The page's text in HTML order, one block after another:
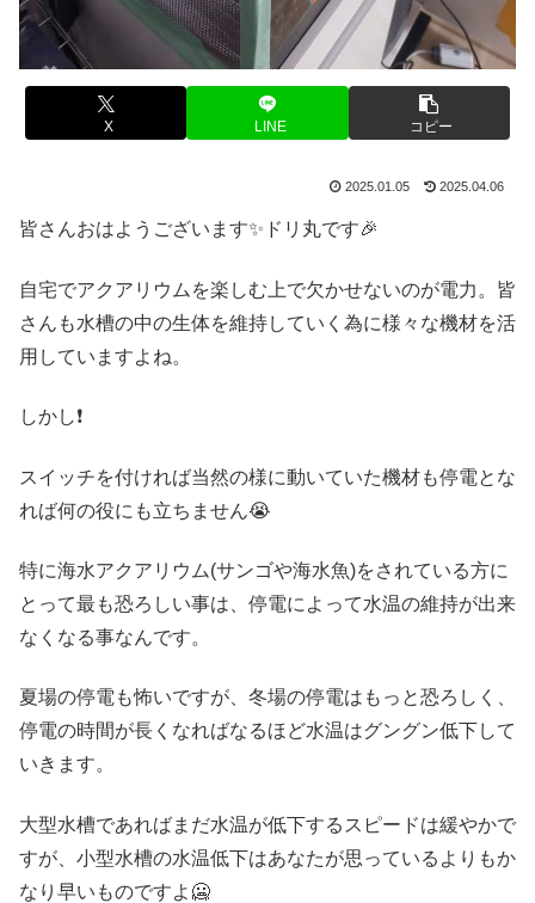
X LINE コピー
2025.01.05 2025.04.06
皆さんおはようございます✨ドリ丸です🎉
自宅でアクアリウムを楽しむ上で欠かせないのが電力。皆
さんも水槽の中の生体を維持していく為に様々な機材を活
用していますよね。
しかし❗
スイッチを付ければ当然の様に動いていた機材も停電とな
れば何の役にも立ちません😭
特に海水アクアリウム(サンゴや海水魚)をされている方に
とって最も恐ろしい事は、停電によって水温の維持が出来
なくなる事なんです。
夏場の停電も怖いですが、冬場の停電はもっと恐ろしく、
停電の時間が長くなればなるほど水温はグングン低下して
いきます。
大型水槽であればまだ水温が低下するスピードは緩やかで
すが、小型水槽の水温低下はあなたが思っているよりもか
なり早いものですよ🥶